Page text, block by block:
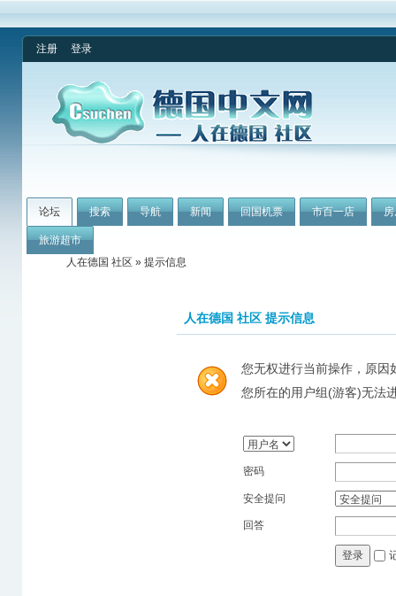
注册 登录
论坛 搜索 导航 新闻 回国机票 市百一店
旅游超市
人在德国 社区 » 提示信息
人在德国 社区 提示信息
您无权进行当前操作，原因
您所在的用户组(游客)无法
密码
安全提问
回答
登录